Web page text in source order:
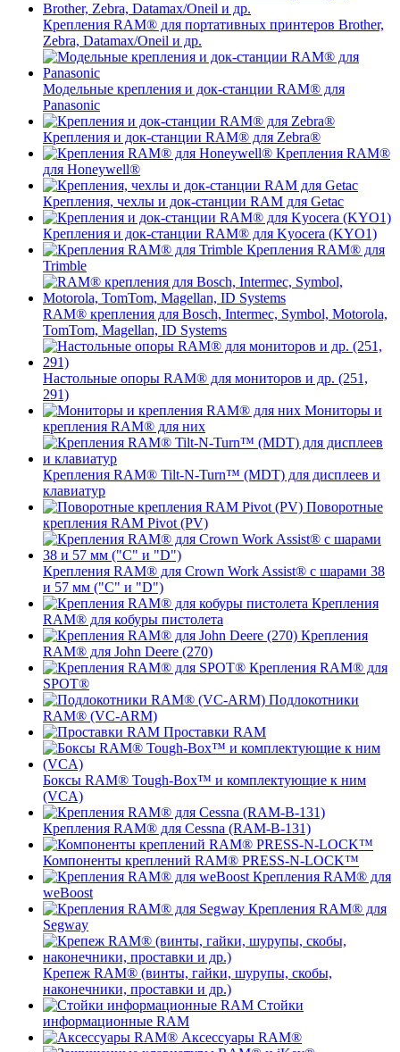
Крепления RAM® для портативных принтеров Brother,
Zebra, Datamax/Oneil и др.
Модельные крепления и док-станции RAM® для
Panasonic
Крепления и док-станции RAM® для Zebra®
Крепления RAM®
для Honeywell®
Крепления, чехлы и док-станции RAM для Getac
Крепления и док-станции RAM® для Kyocera (KYO1)
Крепления RAM® для
Trimble
RAM® крепления для Bosch, Intermec, Symbol, Motorola,
TomTom, Magellan, ID Systems
Настольные опоры RAM® для мониторов и др. (251,
291)
Мониторы и
крепления RAM® для них
Крепления RAM® Tilt-N-Turn™ (MDT) для дисплеев и
клавиатур
Поворотные
крепления RAM Pivot (PV)
Крепления RAM® для Crown Work Assist® с шарами 38
и 57 мм ("C" и "D")
Крепления
RAM® для кобуры пистолета
Крепления
RAM® для John Deere (270)
Крепления RAM® для
SPOT®
Подлокотники
RAM® (VC-ARM)
Проставки RAM
Боксы RAM® Tough-Box™ и комплектующие к ним
(VCA)
Крепления RAM® для Cessna (RAM-B-131)
Компоненты креплений RAM® PRESS-N-LOCK™
Крепления RAM® для
weBoost
Крепления RAM® для
Segway
Крепеж RAM® (винты, гайки, шурупы, скобы,
наконечники, проставки и др.)
Стойки
информационные RAM
Аксессуары RAM®